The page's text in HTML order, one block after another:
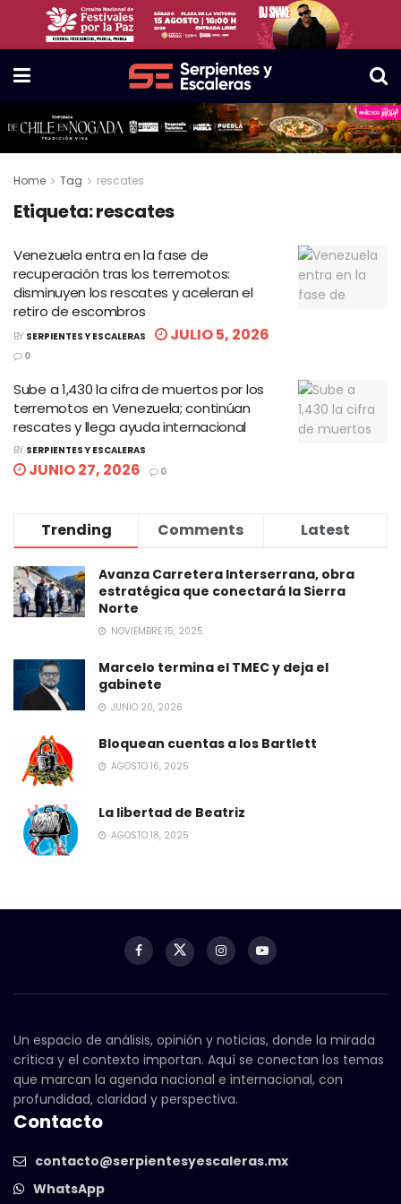
Home Tag rescates
Etiqueta:rescates
Venezuela entra en la fase de
recuperación tras los terremotos:
disminuyen los rescates y aceleran el
retiro de escombros
BY SERPIENTES Y ESCALERAS JULIO 5, 2026
0
Sube a 1,430 la cifra de muertos por los
terremotos en Venezuela; continúan
rescates y llega ayuda internacional
BY SERPIENTES Y ESCALERAS
JUNIO 27, 2026 0
Trending Comments Latest
Avanza Carretera Interserrana, obra
estratégica que conectará la Sierra
Norte
NOVIEMBRE 15, 2025
Marcelo termina el TMEC y deja el
gabinete
JUNIO 20, 2026
Bloquean cuentas a los Bartlett
AGOSTO 16, 2025
La libertad de Beatriz
AGOSTO 18, 2025
Un espacio de análisis, opinión y noticias, donde la mirada
crítica y el contexto importan. Aquí se conectan los temas
que marcan la agenda nacional e internacional, con
profundidad, claridad y perspectiva.
Contacto
contacto@serpientesyescaleras.mx
WhatsApp